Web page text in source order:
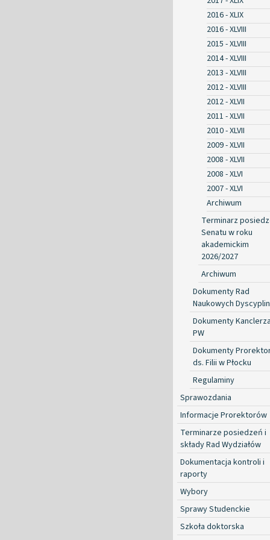
2016 - XLIX
2016 - XLVIII
2015 - XLVIII
2014 - XLVIII
2013 - XLVIII
2012 - XLVIII
2012 - XLVII
2011 - XLVII
2010 - XLVII
2009 - XLVII
2008 - XLVII
2008 - XLVI
2007 - XLVI
Archiwum
Terminarz
Senatu w roku
akademickim
2026/2027
Archiwum
Dokumenty Rad
Naukowych Dyscyplin
Dokumenty
PW
Dokumenty
ds. Filii w Płocku
Regulaminy
Sprawozdania
Informacje Prorektorów
Terminarze posiedzeń i
składy Rad Wydziałów
Dokumentacja kontroli i
raporty
Wybory
Sprawy Studenckie
Szkoła doktorska